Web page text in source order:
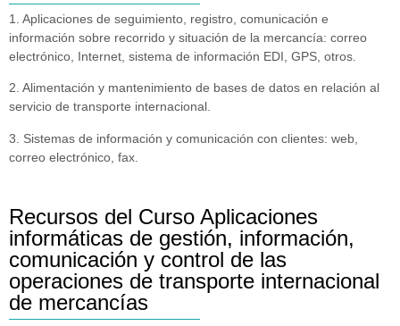
1. Aplicaciones de seguimiento, registro, comunicación e
información sobre recorrido y situación de la mercancía: correo
electrónico, Internet, sistema de información EDI, GPS, otros.
2. Alimentación y mantenimiento de bases de datos en relación al
servicio de transporte internacional.
3. Sistemas de información y comunicación con clientes: web,
correo electrónico, fax.
Recursos del Curso Aplicaciones
informáticas de gestión, información,
comunicación y control de las
operaciones de transporte internacional
de mercancías